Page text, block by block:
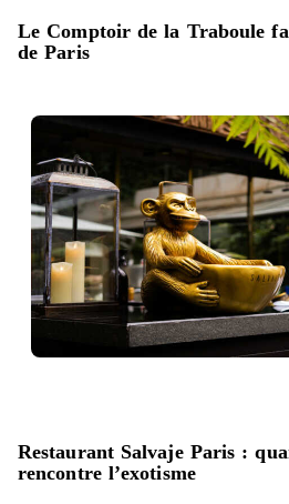
Le Comptoir de la Traboule
de Paris
Restaurant Salvaje Paris :
rencontre l’exotisme